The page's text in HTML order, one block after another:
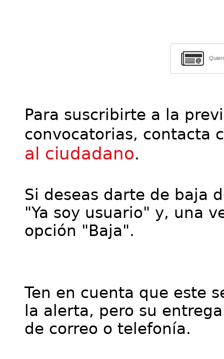
Para suscribirte a la
convocatorias, contacta
al ciudadano.
Si deseas darte de baja
"Ya soy usuario" y, una
opción "Baja".
Ten en cuenta que este
la alerta, pero su
de correo o telefonía.